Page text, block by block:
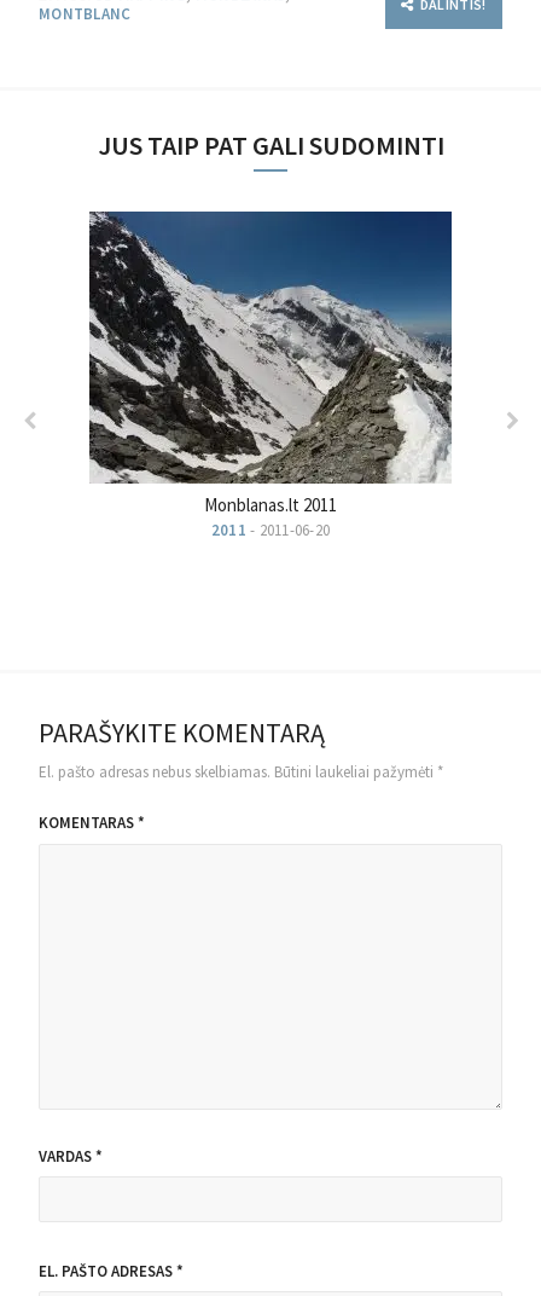
MONTBLANC
DALINTIS!
JUS TAIP PAT GALI SUDOMINTI
Monblanas.lt 2011
2011 - 2011-06-20
PARAŠYKITE KOMENTARĄ
El. pašto adresas nebus skelbiamas. Būtini laukeliai pažymėti *
KOMENTARAS*
VARDAS*
EL. PAŠTO ADRESAS*